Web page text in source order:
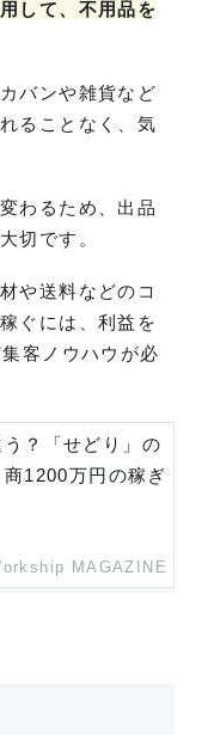
して、不用品を
バンや雑貨など
ることなく、気
わるため、出品
切です。
や送料などのコ
ぐには、利益を
客ノウハウが必
？「せどり」の
1200万円の稼ぎ
MAGAZINE